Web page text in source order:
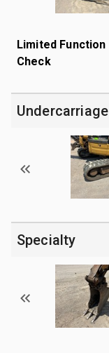
Limited Function
Check
Undercarriage
Specialty